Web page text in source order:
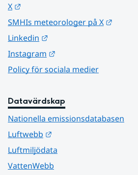
X
SMHIs meteorologer på X
Linkedin
Instagram
Policy för sociala medier
Datavärdskap
Nationella emissionsdatabasen
Luftwebb
Luftmiljödata
VattenWebb